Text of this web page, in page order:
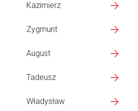
Kazimierz
Zygmunt
August
Tadeusz
Władysław